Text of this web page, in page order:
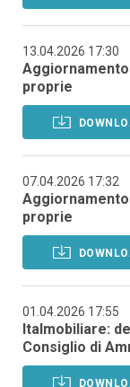
13.04.2026 17:30
proprie
07.04.2026 17:32
proprie
01.04.2026 17:55
Italmobiliare:
Consiglio di